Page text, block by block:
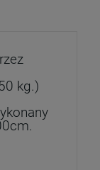
kg.)